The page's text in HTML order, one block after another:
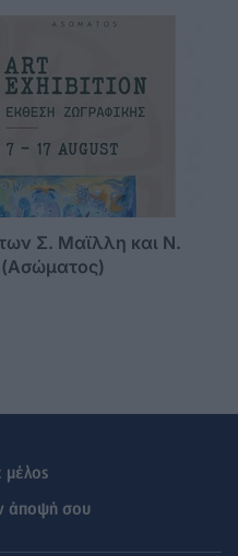
Σ. Μαϊλλη και Ν.
(Ασώματος)
μέλος
άποψή σου